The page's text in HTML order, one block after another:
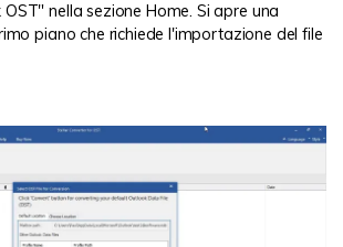
nella sezione Home. Si apre una
piano che richiede l'importazione del file